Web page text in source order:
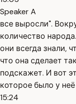
Speaker A
все выросли".
количество
они всегда знали,
что она сделает
подскажет. И вот
которое было у
15:24